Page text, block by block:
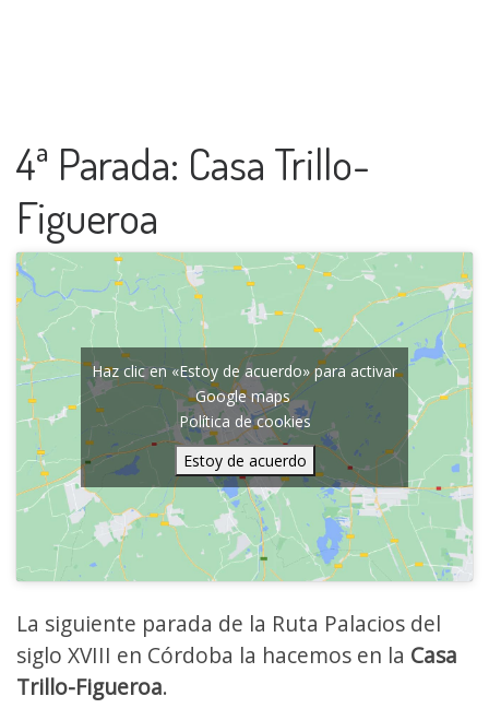
4ª Parada: Casa Trillo-
Figueroa
Haz clic en «Estoy de acuerdo» para activar
Google maps
Política de cookies
Estoy de acuerdo
La siguiente parada de la Ruta Palacios del
siglo XVIII en Córdoba la hacemos en la Casa
Trillo-Figueroa.